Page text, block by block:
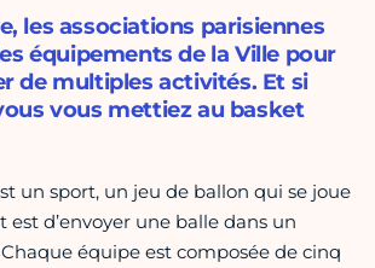
les associations parisiennes
équipements de la Ville pour
de multiples activités. Et si
vous mettiez au basket
un sport, un jeu de ballon qui se joue
est d’envoyer une balle dans un
équipe est composée de cinq